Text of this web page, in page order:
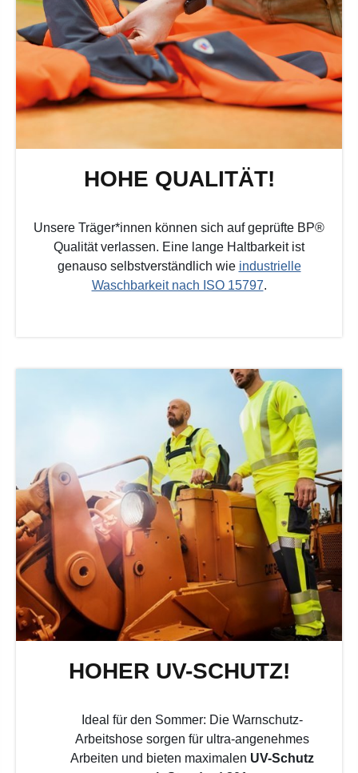
HOHE QUALITÄT!
Unsere Träger*innen können sich auf geprüfte BP®
Qualität verlassen. Eine lange Haltbarkeit ist
genauso selbstverständlich wie industrielle
Waschbarkeit nach ISO 15797.
HOHER UV-SCHUTZ!
Ideal für den Sommer: Die Warnschutz-
Arbeitshose sorgen für ultra-angenehmes
Arbeiten und bieten maximalen UV-Schutz